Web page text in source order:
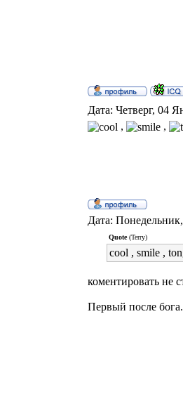
Дата: Четверг, 04
, ,
Дата:
Quote(Terry)
cool , smile ,
коментировать не
Первый после